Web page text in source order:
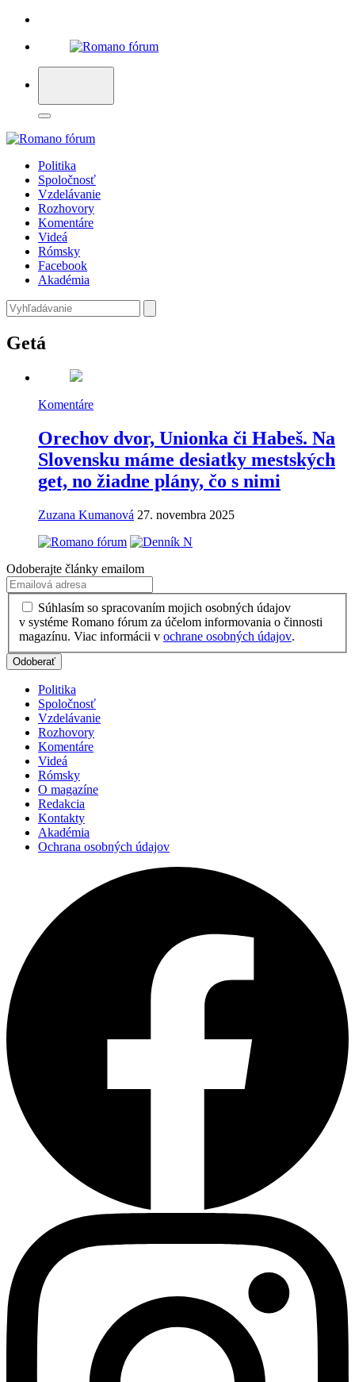
Politika
Spoločnosť
Vzdelávanie
Rozhovory
Komentáre
Videá
Rómsky
Facebook
Akadémia
Getá
Komentáre
Orechov dvor, Unionka či Habeš. Na
Slovensku máme desiatky mestských
get, no žiadne plány, čo s nimi
Zuzana Kumanová 27. novembra 2025
Odoberajte články emailom
Súhlasím so spracovaním mojich osobných údajov
v systéme Romano fórum za účelom informovania o činnosti
magazínu. Viac informácii v ochrane osobných údajov.
Politika
Spoločnosť
Vzdelávanie
Rozhovory
Komentáre
Videá
Rómsky
O magazíne
Redakcia
Kontakty
Akadémia
Ochrana osobných údajov